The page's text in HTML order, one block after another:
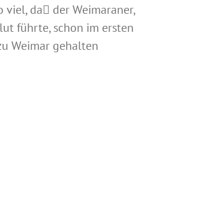
viel, da der Weimaraner,
führte, schon im ersten
Weimar gehalten